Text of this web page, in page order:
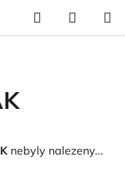
Hledat
KOŠÍK
nebyly nalezeny...